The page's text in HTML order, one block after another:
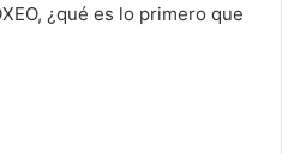
¿qué es lo primero que